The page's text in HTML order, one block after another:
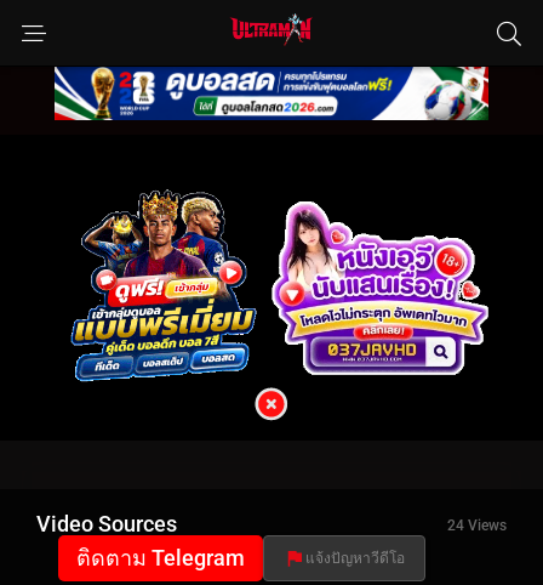
Video Sources 24 Views
ติดตาม Telegram แจ้งปัญหาวีดีโอ